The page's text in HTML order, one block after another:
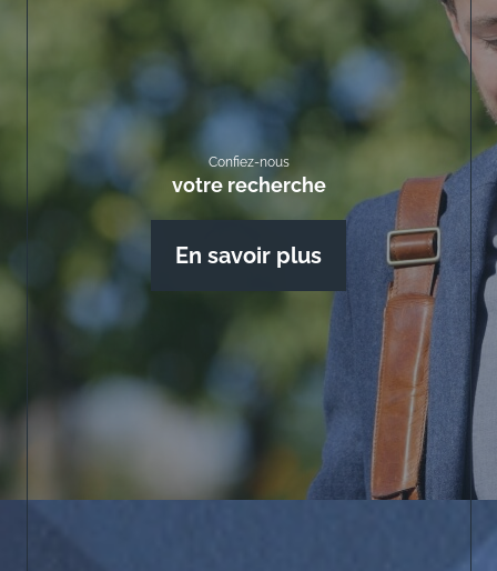
Confiez-nous
votre recherche
En savoir plus